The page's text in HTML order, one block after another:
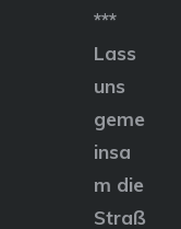
***
Lass
uns
geme
insa
m die
Straß